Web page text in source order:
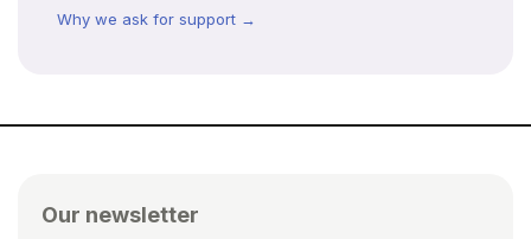
Why we ask for support →
Our newsletter